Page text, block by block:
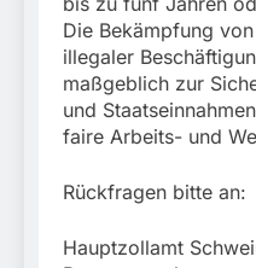
Die Bekämpfung
illegaler
maßgeblich zur
und
faire Arbeits- und
Rückfragen bitte an:
Hauptzollamt